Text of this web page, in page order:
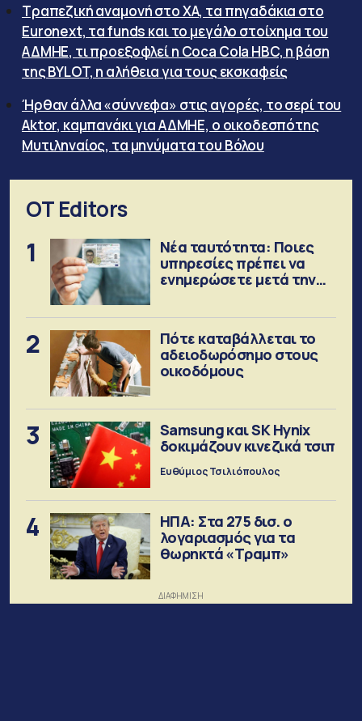
Τραπεζική αναμονή στο ΧΑ, τα πηγαδάκια στο
Euronext, τα funds και το μεγάλο στοίχημα του
ΑΔΜΗΕ, τι προεξοφλεί η Coca Cola HBC, η βάση
της BYLOT, η αλήθεια για τους εκσκαφείς
Ήρθαν άλλα «σύννεφα» στις αγορές, το σερί του
Aktor, καμπανάκι για ΑΔΜΗΕ, ο οικοδεσπότης
Μυτιληναίος, τα μηνύματα του Βόλου
OT Editors
1
Νέα ταυτότητα: Ποιες
υπηρεσίες πρέπει να
ενημερώσετε μετά την
2
Πότε καταβάλλεται το
αδειοδωρόσημο στους
οικοδόμους
3
Samsung και SK Hynix
δοκιμάζουν κινεζικά τσιπ
Ευθύμιος Τσιλιόπουλος
4
ΗΠΑ: Στα 275 δισ. ο
λογαριασμός για τα
θωρηκτά «Τραμπ»